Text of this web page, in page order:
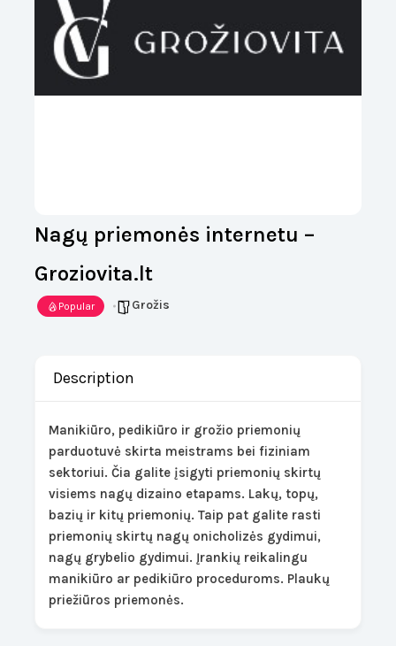
Nagų priemonės internetu –
Groziovita.lt
Popular Grožis
Description
Manikiūro, pedikiūro ir grožio priemonių
parduotuvė skirta meistrams bei fiziniam
sektoriui. Čia galite įsigyti priemonių skirtų
visiems nagų dizaino etapams. Lakų, topų,
bazių ir kitų priemonių. Taip pat galite rasti
priemonių skirtų nagų onicholizės gydimui,
nagų grybelio gydimui. Įrankių reikalingu
manikiūro ar pedikiūro proceduroms. Plaukų
priežiūros priemonės.